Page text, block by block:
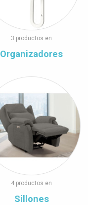
3 productos en
Organizadores
4 productos en
Sillones